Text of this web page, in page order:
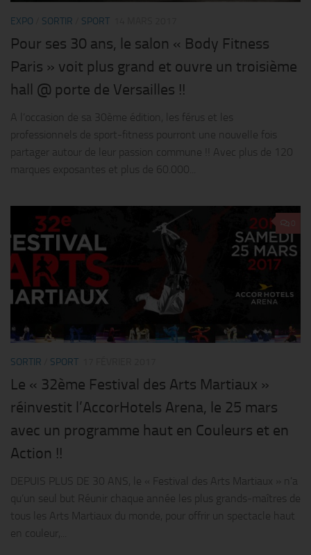
EXPO SORTIR SPORT
Pour ses 30 ans, le salon « Body Fitness
Paris » voit plus grand et ouvre un troisième
hall @ porte de Versailles !!
A l’occasion de sa 30ème édition, les férus et les
professionnels de sport-fitness pourront une nouvelle fois
partager autour de leur passion commune !! Avec plus de 120
marques exposantes et plus de 60.000...
SORTIR SPORT
Le « 32ème Festival des Arts Martiaux »
réinvestit l’AccorHotels Arena, le 25 mars
avec un programme haut en Couleurs et en
Action !!
DEPUIS PLUS DE 30 ANS, le « Festival des Arts Martiaux » n’a
qu’un seul but Réunir chaque année les plus grands-maîtres de
tous les Arts Martiaux du monde, pour offrir un spectacle haut
en couleur,...